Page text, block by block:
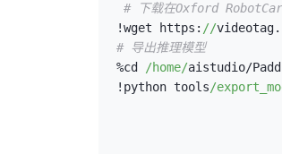
# 下载在Oxford
!wget https: //
# 导出推理模型
%cd
/home/aistudio/
!python tools/
-p